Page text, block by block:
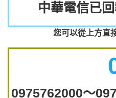
中華電信已
您可以從上方直
0975762000～